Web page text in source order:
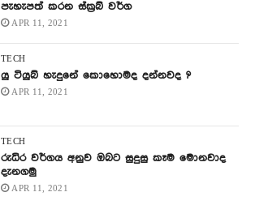
පැහැපත් කරන ස්ක්‍රබ් වර්ග
APR 11, 2021
TECH
යු ටියුබ් හැදුනේ කොහොමද දන්නවද ?
APR 11, 2021
TECH
රුධිර වර්ගය අනුව ඔබට සුදුසු කෑම මොනවාද
දැනගමු
APR 11, 2021